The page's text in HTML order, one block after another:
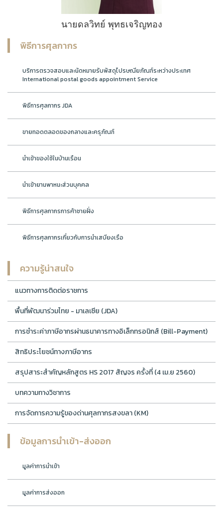
นายดลวิทย์ พุทธเจริญทอง
พิธีการศุลกากร
บริการตรวจสอบและนัดหมายรับพัสดุไปรษณียภัณฑ์ระหว่างประเทศ
International postal goods appointment Service
พิธีการศุลกากร JDA
ขายทอดตลอดของกลางและครุภัณฑ์
นำเข้าของใช้ในบ้านเรือน
นำเข้ายานพาหนะส่วนบุคคล
พิธีการศุลกากรการค้าชายฝั่ง
พิธีการศุลกากรเกี่ยวกับการนำเสบียงเรือ
ความรู้น่าสนใจ
แนวทางการติดต่อราชการ
พื้นที่พัฒนาร่วมไทย - มาเลเซีย (JDA)
การชำระค่าภาษีอากรผ่านธนาคารทางอิเล็กทรอนิกส์ (Bill-Payment)
สิทธิประโยชน์ทางภาษีอากร
สรุปสาระสำคัญหลักสูตร HS 2017 สัญจร ครั้งที่ (4 เม.ย 2560)
บทความทางวิชาการ
การจัดการความรู้ของด่านศุลกากรสงขลา (KM)
ข้อมูลการนำเข้า-ส่งออก
มูลค่าการนำเข้า
มูลค่าการส่งออก